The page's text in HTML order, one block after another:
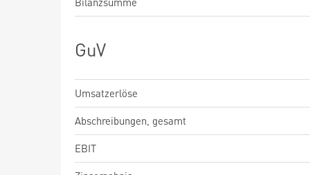
GuV
Umsatzerlöse
Abschreibungen, gesamt
EBIT